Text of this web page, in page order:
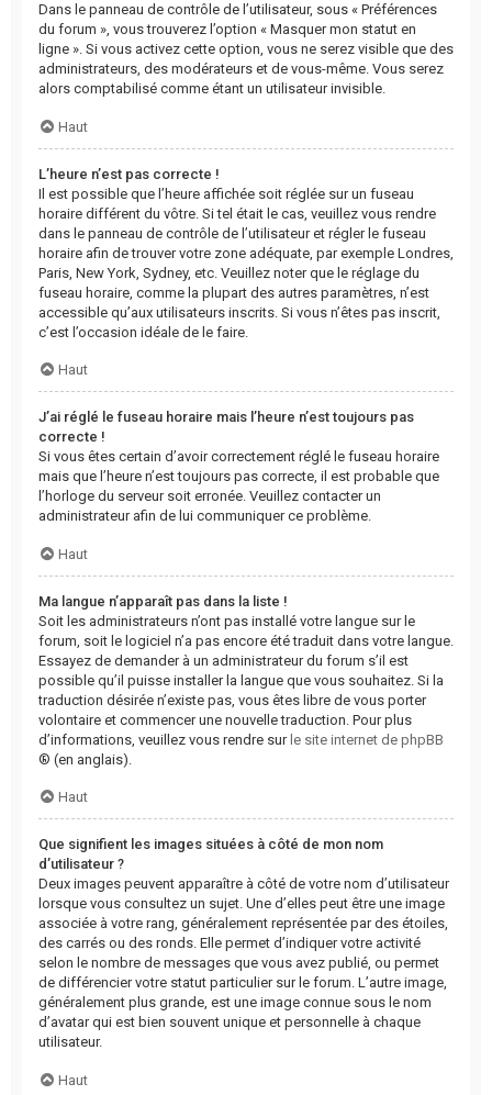
Dans le panneau de contrôle de l’utilisateur, sous « Préférences
du forum », vous trouverez l’option « Masquer mon statut en
ligne ». Si vous activez cette option, vous ne serez visible que des
administrateurs, des modérateurs et de vous-même. Vous serez
alors comptabilisé comme étant un utilisateur invisible.
Haut
L’heure n’est pas correcte !
Il est possible que l’heure affichée soit réglée sur un fuseau
horaire différent du vôtre. Si tel était le cas, veuillez vous rendre
dans le panneau de contrôle de l’utilisateur et régler le fuseau
horaire afin de trouver votre zone adéquate, par exemple Londres,
Paris, New York, Sydney, etc. Veuillez noter que le réglage du
fuseau horaire, comme la plupart des autres paramètres, n’est
accessible qu’aux utilisateurs inscrits. Si vous n’êtes pas inscrit,
c’est l’occasion idéale de le faire.
Haut
J’ai réglé le fuseau horaire mais l’heure n’est toujours pas
correcte !
Si vous êtes certain d’avoir correctement réglé le fuseau horaire
mais que l’heure n’est toujours pas correcte, il est probable que
l’horloge du serveur soit erronée. Veuillez contacter un
administrateur afin de lui communiquer ce problème.
Haut
Ma langue n’apparaît pas dans la liste !
Soit les administrateurs n’ont pas installé votre langue sur le
forum, soit le logiciel n’a pas encore été traduit dans votre langue.
Essayez de demander à un administrateur du forum s’il est
possible qu’il puisse installer la langue que vous souhaitez. Si la
traduction désirée n’existe pas, vous êtes libre de vous porter
volontaire et commencer une nouvelle traduction. Pour plus
d’informations, veuillez vous rendre surle site internet de phpBB
® (en anglais).
Haut
Que signifient les images situées à côté de mon nom
d’utilisateur ?
Deux images peuvent apparaître à côté de votre nom d’utilisateur
lorsque vous consultez un sujet. Une d’elles peut être une image
associée à votre rang, généralement représentée par des étoiles,
des carrés ou des ronds. Elle permet d’indiquer votre activité
selon le nombre de messages que vous avez publié, ou permet
de différencier votre statut particulier sur le forum. L’autre image,
généralement plus grande, est une image connue sous le nom
d’avatar qui est bien souvent unique et personnelle à chaque
utilisateur.
Haut